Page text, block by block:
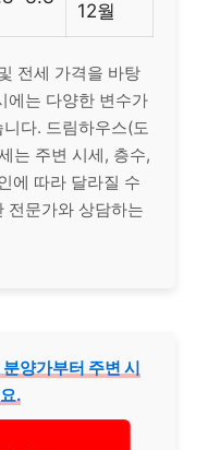
12월
전세 가격을 바탕
에는 다양한 변수가
다. 드림하우스(도
는 주변 시세, 층수,
에 따라 달라질 수
전문가와 상담하는
양가부터 주변 시
.